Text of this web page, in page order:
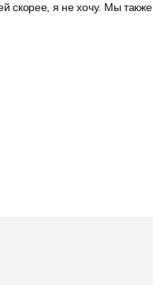
скорее, я не хочу. Мы также